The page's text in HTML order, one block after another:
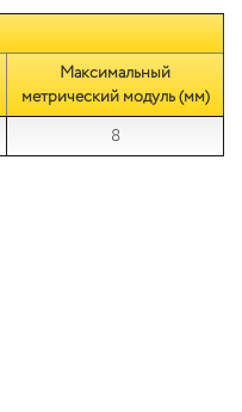
Максимальный
метрический модуль (мм)
8